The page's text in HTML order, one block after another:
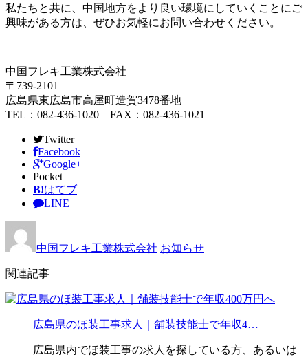
私たちと共に、中国地方をより良い環境にしていくことにご
興味がある方は、ぜひお気軽にお問い合わせください。
中国フレキ工業株式会社
〒739-2101
広島県東広島市高屋町造賀3478番地
TEL：082-436-1020 FAX：082-436-1021
Twitter
Facebook
Google+
Pocket
B!はてブ
LINE
中国フレキ工業株式会社 お知らせ
関連記事
広島県のほ装工事求人｜舗装技能士で年収4…
広島県内でほ装工事の求人を探している方、あるいは